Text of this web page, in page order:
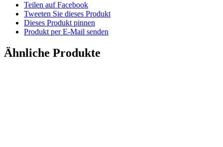
Teilen auf Facebook
Tweeten Sie dieses Produkt
Dieses Produkt pinnen
Produkt per E-Mail senden
Ähnliche Produkte